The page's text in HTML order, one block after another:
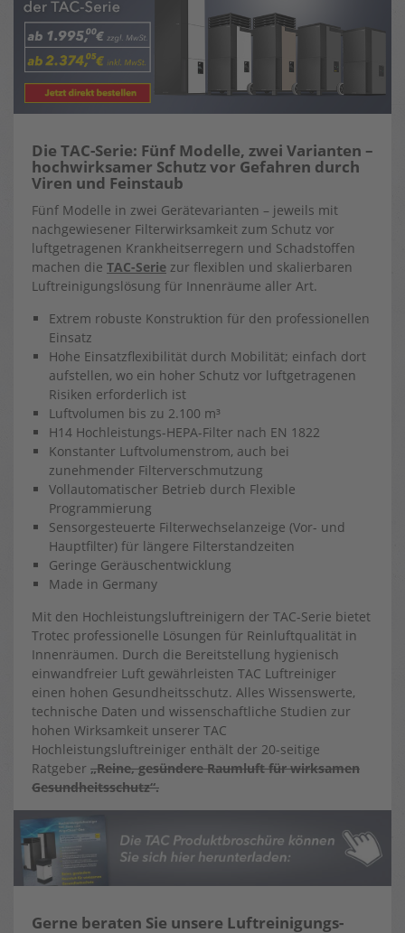
Die TAC-Serie: Fünf Modelle, zwei Varianten –
hochwirksamer Schutz vor Gefahren durch
Viren und Feinstaub
Fünf Modelle in zwei Gerätevarianten – jeweils mit
nachgewiesener Filterwirksamkeit zum Schutz vor
luftgetragenen Krankheitserregern und Schadstoffen
machen die TAC-Serie zur flexiblen und skalierbaren
Luftreinigungslösung für Innenräume aller Art.
Extrem robuste Konstruktion für den professionellen
Einsatz
Hohe Einsatzflexibilität durch Mobilität; einfach dort
aufstellen, wo ein hoher Schutz vor luftgetragenen
Risiken erforderlich ist
Luftvolumen bis zu 2.100 m³
H14 Hochleistungs-HEPA-Filter nach EN 1822
Konstanter Luftvolumenstrom, auch bei
zunehmender Filterverschmutzung
Vollautomatischer Betrieb durch Flexible
Programmierung
Sensorgesteuerte Filterwechselanzeige (Vor- und
Hauptfilter) für längere Filterstandzeiten
Geringe Geräuschentwicklung
Made in Germany
Mit den Hochleistungsluftreinigern der TAC-Serie bietet
Trotec professionelle Lösungen für Reinluftqualität in
Innenräumen. Durch die Bereitstellung hygienisch
einwandfreier Luft gewährleisten TAC Luftreiniger
einen hohen Gesundheitsschutz. Alles Wissenswerte,
technische Daten und wissenschaftliche Studien zur
hohen Wirksamkeit unserer TAC
Hochleistungsluftreiniger enthält der 20-seitige
Ratgeber „Reine, gesündere Raumluft für wirksamen
Gesundheitsschutz“.
Gerne beraten Sie unsere Luftreinigungs-